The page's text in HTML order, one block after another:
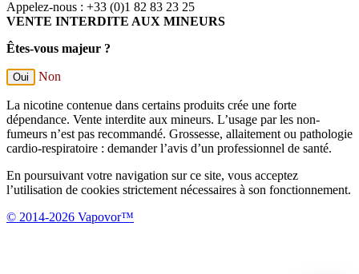
Appelez-nous : +33 (0)1 82 83 23 25
VENTE INTERDITE AUX MINEURS
Êtes-vous majeur ?
Oui Non
La nicotine contenue dans certains produits crée une forte
dépendance. Vente interdite aux mineurs. L’usage par les non-
fumeurs n’est pas recommandé. Grossesse, allaitement ou pathologie
cardio-respiratoire : demander l’avis d’un professionnel de santé.
En poursuivant votre navigation sur ce site, vous acceptez
l’utilisation de cookies strictement nécessaires à son fonctionnement.
© 2014-2026 Vapovor™